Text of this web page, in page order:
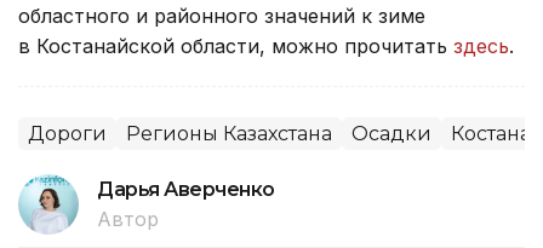
областного и районного значений к зиме
в Костанайской области, можно прочитать здесь.
Дороги Регионы Казахстана Осадки
Дарья Аверченко
Автор